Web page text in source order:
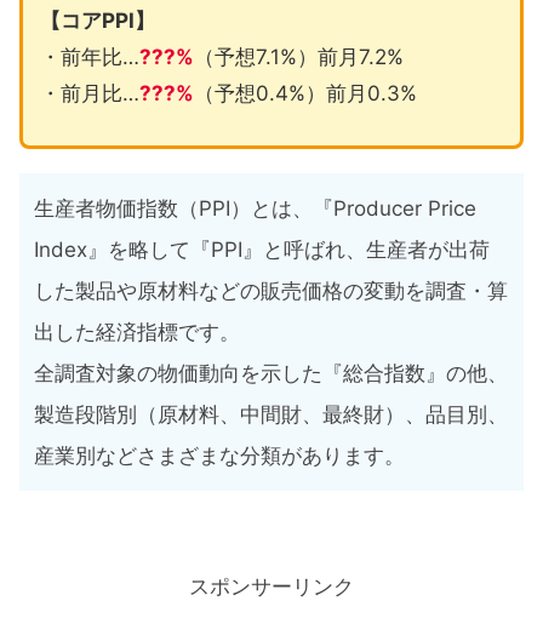
【コアPPI】
・前年比…???% （予想7.1%）前月7.2%
・前月比…???% （予想0.4%）前月0.3%
生産者物価指数（PPI）とは、『Producer Price
Index』を略して『PPI』と呼ばれ、生産者が出荷
した製品や原材料などの販売価格の変動を調査・算
出した経済指標です。
全調査対象の物価動向を示した『総合指数』の他、
製造段階別（原材料、中間財、最終財）、品目別、
産業別などさまざまな分類があります。
スポンサーリンク